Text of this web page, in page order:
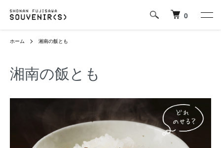
0
ホーム 湘南の飯とも
湘南の飯とも